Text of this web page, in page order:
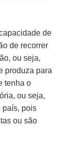
de
de recorrer
ou seja,
produza para
tenha o
ou seja,
país, pois
ou são